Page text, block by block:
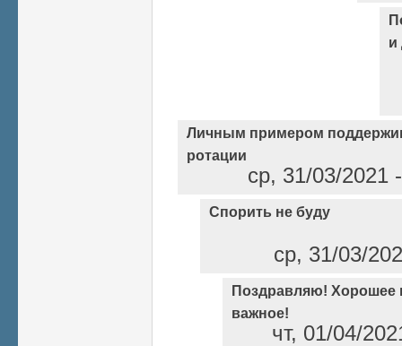
и
Личным примером
ротации
ср, 31/03/
Спорить не буду
ср, 31/03/
Поздравляю! Хорошее
важное!
чт, 01/04/